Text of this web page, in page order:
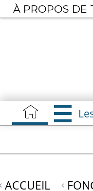
Aller
au
ACCUEIL
À PROPOS DE